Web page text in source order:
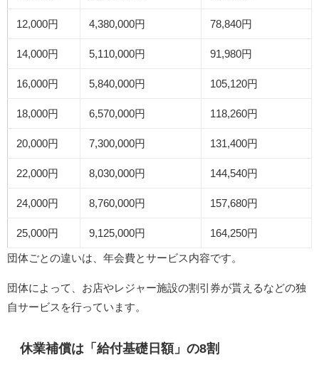
12,000円 4,380,000円 78,840円
14,000円 5,110,000円 91,980円
16,000円 5,840,000円 105,120円
18,000円 6,570,000円 118,260円
20,000円 7,300,000円 131,400円
22,000円 8,030,000円 144,540円
24,000円 8,760,000円 157,680円
25,000円 9,125,000円 164,250円
団体ごとの違いは、年会費とサービス内容です。
団体によって、お店やレジャー施設の割引券が貰えるなどの独
自サービスを行っています。
休業補償は「給付基礎日額」の8割